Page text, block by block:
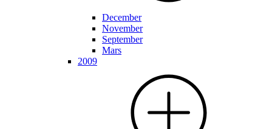
December
November
September
Mars
2009